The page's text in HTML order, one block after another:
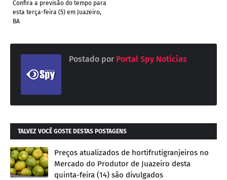
Confira a previsão do tempo para
esta terça-feira (5) em Juazeiro,
BA
Postado por Portal Spy Notícias
TALVEZ VOCÊ GOSTE DESTAS POSTAGENS
Preços atualizados de hortifrutigranjeiros no
Mercado do Produtor de Juazeiro desta
quinta-feira (14) são divulgados